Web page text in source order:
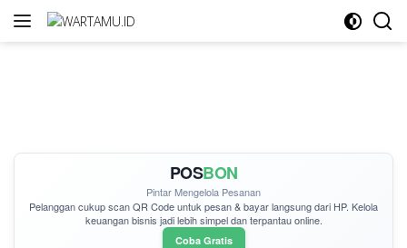
Langsung
POSBON
Pintar Mengelola Pesanan
Pelanggan cukupscan QR Codeuntuk pesan & bayar langsung dari HP. Kelola
keuangan bisnis jadi lebih simpel dan terpantau online.
Coba Gratis